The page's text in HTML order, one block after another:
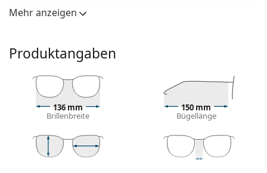
Welt bekannt und beliebt sind.
Mit der virtuellen Anprobefunktion von Lentiamo
können Sie herausfinden, wie Sie mit dieser
Sonnenbrille aussehen.
Brillenfassung
einem warmen Hautton und hellbraunem,
schwarzem oder dunkelblondem Haar.
Mehr anzeigen
Produktangaben
136 mm
Brillenbreite
150 mm
Bügellänge